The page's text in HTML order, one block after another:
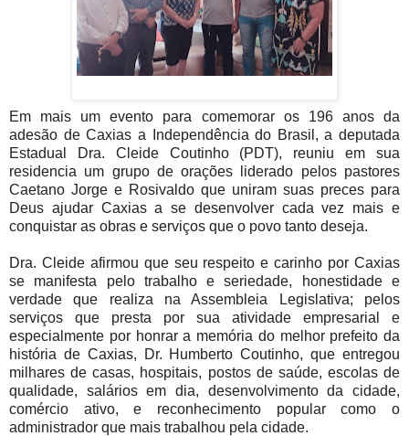
Em mais um evento para comemorar os 196 anos da
adesão de Caxias a Independência do Brasil, a deputada
Estadual Dra. Cleide Coutinho (PDT), reuniu em sua
residencia um grupo de orações liderado pelos pastores
Caetano Jorge e Rosivaldo que uniram suas preces para
Deus ajudar Caxias a se desenvolver cada vez mais e
conquistar as obras e serviços que o povo tanto deseja.
Dra. Cleide afirmou que seu respeito e carinho por Caxias
se manifesta pelo trabalho e seriedade, honestidade e
verdade que realiza na Assembleia Legislativa; pelos
serviços que presta por sua atividade empresarial e
especialmente por honrar a memória do melhor prefeito da
história de Caxias, Dr. Humberto Coutinho, que entregou
milhares de casas, hospitais, postos de saúde, escolas de
qualidade, salários em dia, desenvolvimento da cidade,
comércio ativo, e reconhecimento popular como o
administrador que mais trabalhou pela cidade.